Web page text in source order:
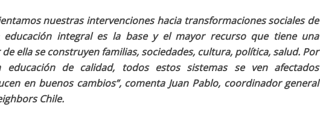
nuestras intervenciones hacia transformaciones sociales de
educación integral es la base y el mayor recurso que tiene una
ella se construyen familias, sociedades, cultura, política, salud. Por
de calidad, todos estos sistemas se ven afectados
en buenos cambios”, comenta Juan Pablo, coordinador general
Chile.